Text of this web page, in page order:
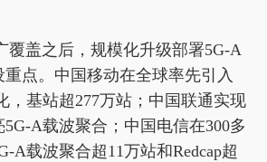
覆盖之后，规模化升级部署5G-A
点。中国移动在全球率先引入
，基站超277万站；中国联通实现
A载波聚合；中国电信在300多
A载波聚合超11万站和Redcap超